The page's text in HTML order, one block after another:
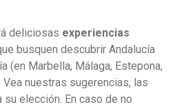
deliciosas experiencias
busquen descubrir Andalucía
(en Marbella, Málaga, Estepona,
nuestras sugerencias, las
elección. En caso de no